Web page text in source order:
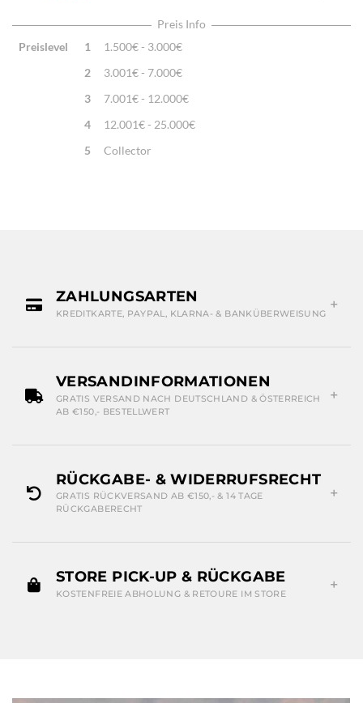
Preis Info
Preislevel
1
1.500€ - 3.000€
2
3.001€ - 7.000€
3
7.001€ - 12.000€
4
12.001€ - 25.000€
5
Collector
ZAHLUNGSARTEN
KREDITKARTE, PAYPAL, KLARNA- & BANKÜBERWEISUNG
VERSANDINFORMATIONEN
GRATIS VERSAND NACH DEUTSCHLAND & ÖSTERREICH
AB €150,- BESTELLWERT
RÜCKGABE- & WIDERRUFSRECHT
GRATIS RÜCKVERSAND AB €150,- & 14 TAGE
RÜCKGABERECHT
STORE PICK-UP & RÜCKGABE
KOSTENFREIE ABHOLUNG & RETOURE IM STORE